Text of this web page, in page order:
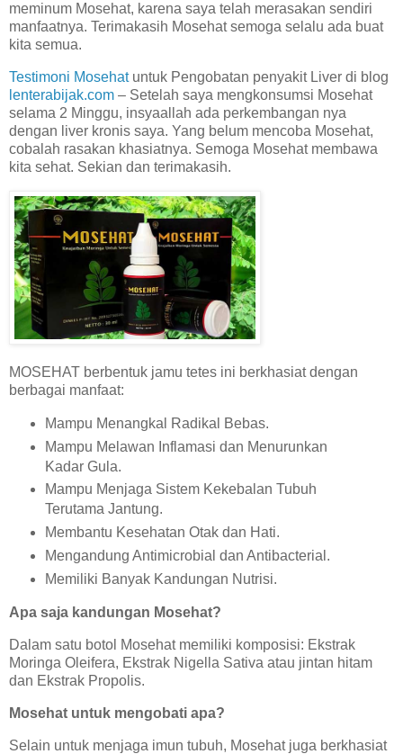
meminum Mosehat, karena saya telah merasakan sendiri
manfaatnya. Terimakasih Mosehat semoga selalu ada buat
kita semua.
Testimoni Mosehatuntuk Pengobatan penyakit Liver di blog
lenterabijak.com – Setelah saya mengkonsumsi Mosehat
selama 2 Minggu, insyaallah ada perkembangan nya
dengan liver kronis saya. Yang belum mencoba Mosehat,
cobalah rasakan khasiatnya. Semoga Mosehat membawa
kita sehat. Sekian dan terimakasih.
MOSEHAT berbentuk jamu tetes ini berkhasiat dengan
berbagai manfaat:
Mampu Menangkal Radikal Bebas.
Mampu Melawan Inflamasi dan Menurunkan
Kadar Gula.
Mampu Menjaga Sistem Kekebalan Tubuh
Terutama Jantung.
Membantu Kesehatan Otak dan Hati.
Mengandung Antimicrobial dan Antibacterial.
Memiliki Banyak Kandungan Nutrisi.
Apa saja kandungan Mosehat?
Dalam satu botol Mosehat memiliki komposisi: Ekstrak
Moringa Oleifera, Ekstrak Nigella Sativa atau jintan hitam
dan Ekstrak Propolis.
Mosehat untuk mengobati apa?
Selain untuk menjaga imun tubuh, Mosehat juga berkhasiat